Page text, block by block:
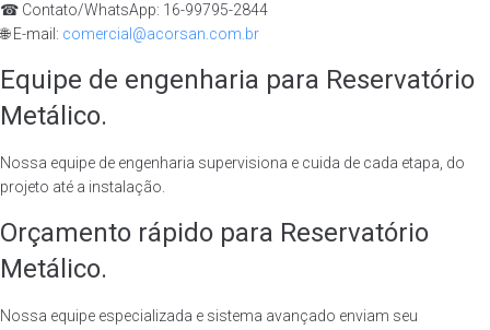
☎ Contato/WhatsApp: 16-99795-2844
🌐 E-mail: comercial@acorsan.com.br
Equipe de engenharia para Reservatório
Metálico.
Nossa equipe de engenharia supervisiona e cuida de cada etapa, do
projeto até a instalação.
Orçamento rápido para Reservatório
Metálico.
Nossa equipe especializada e sistema avançado enviam seu